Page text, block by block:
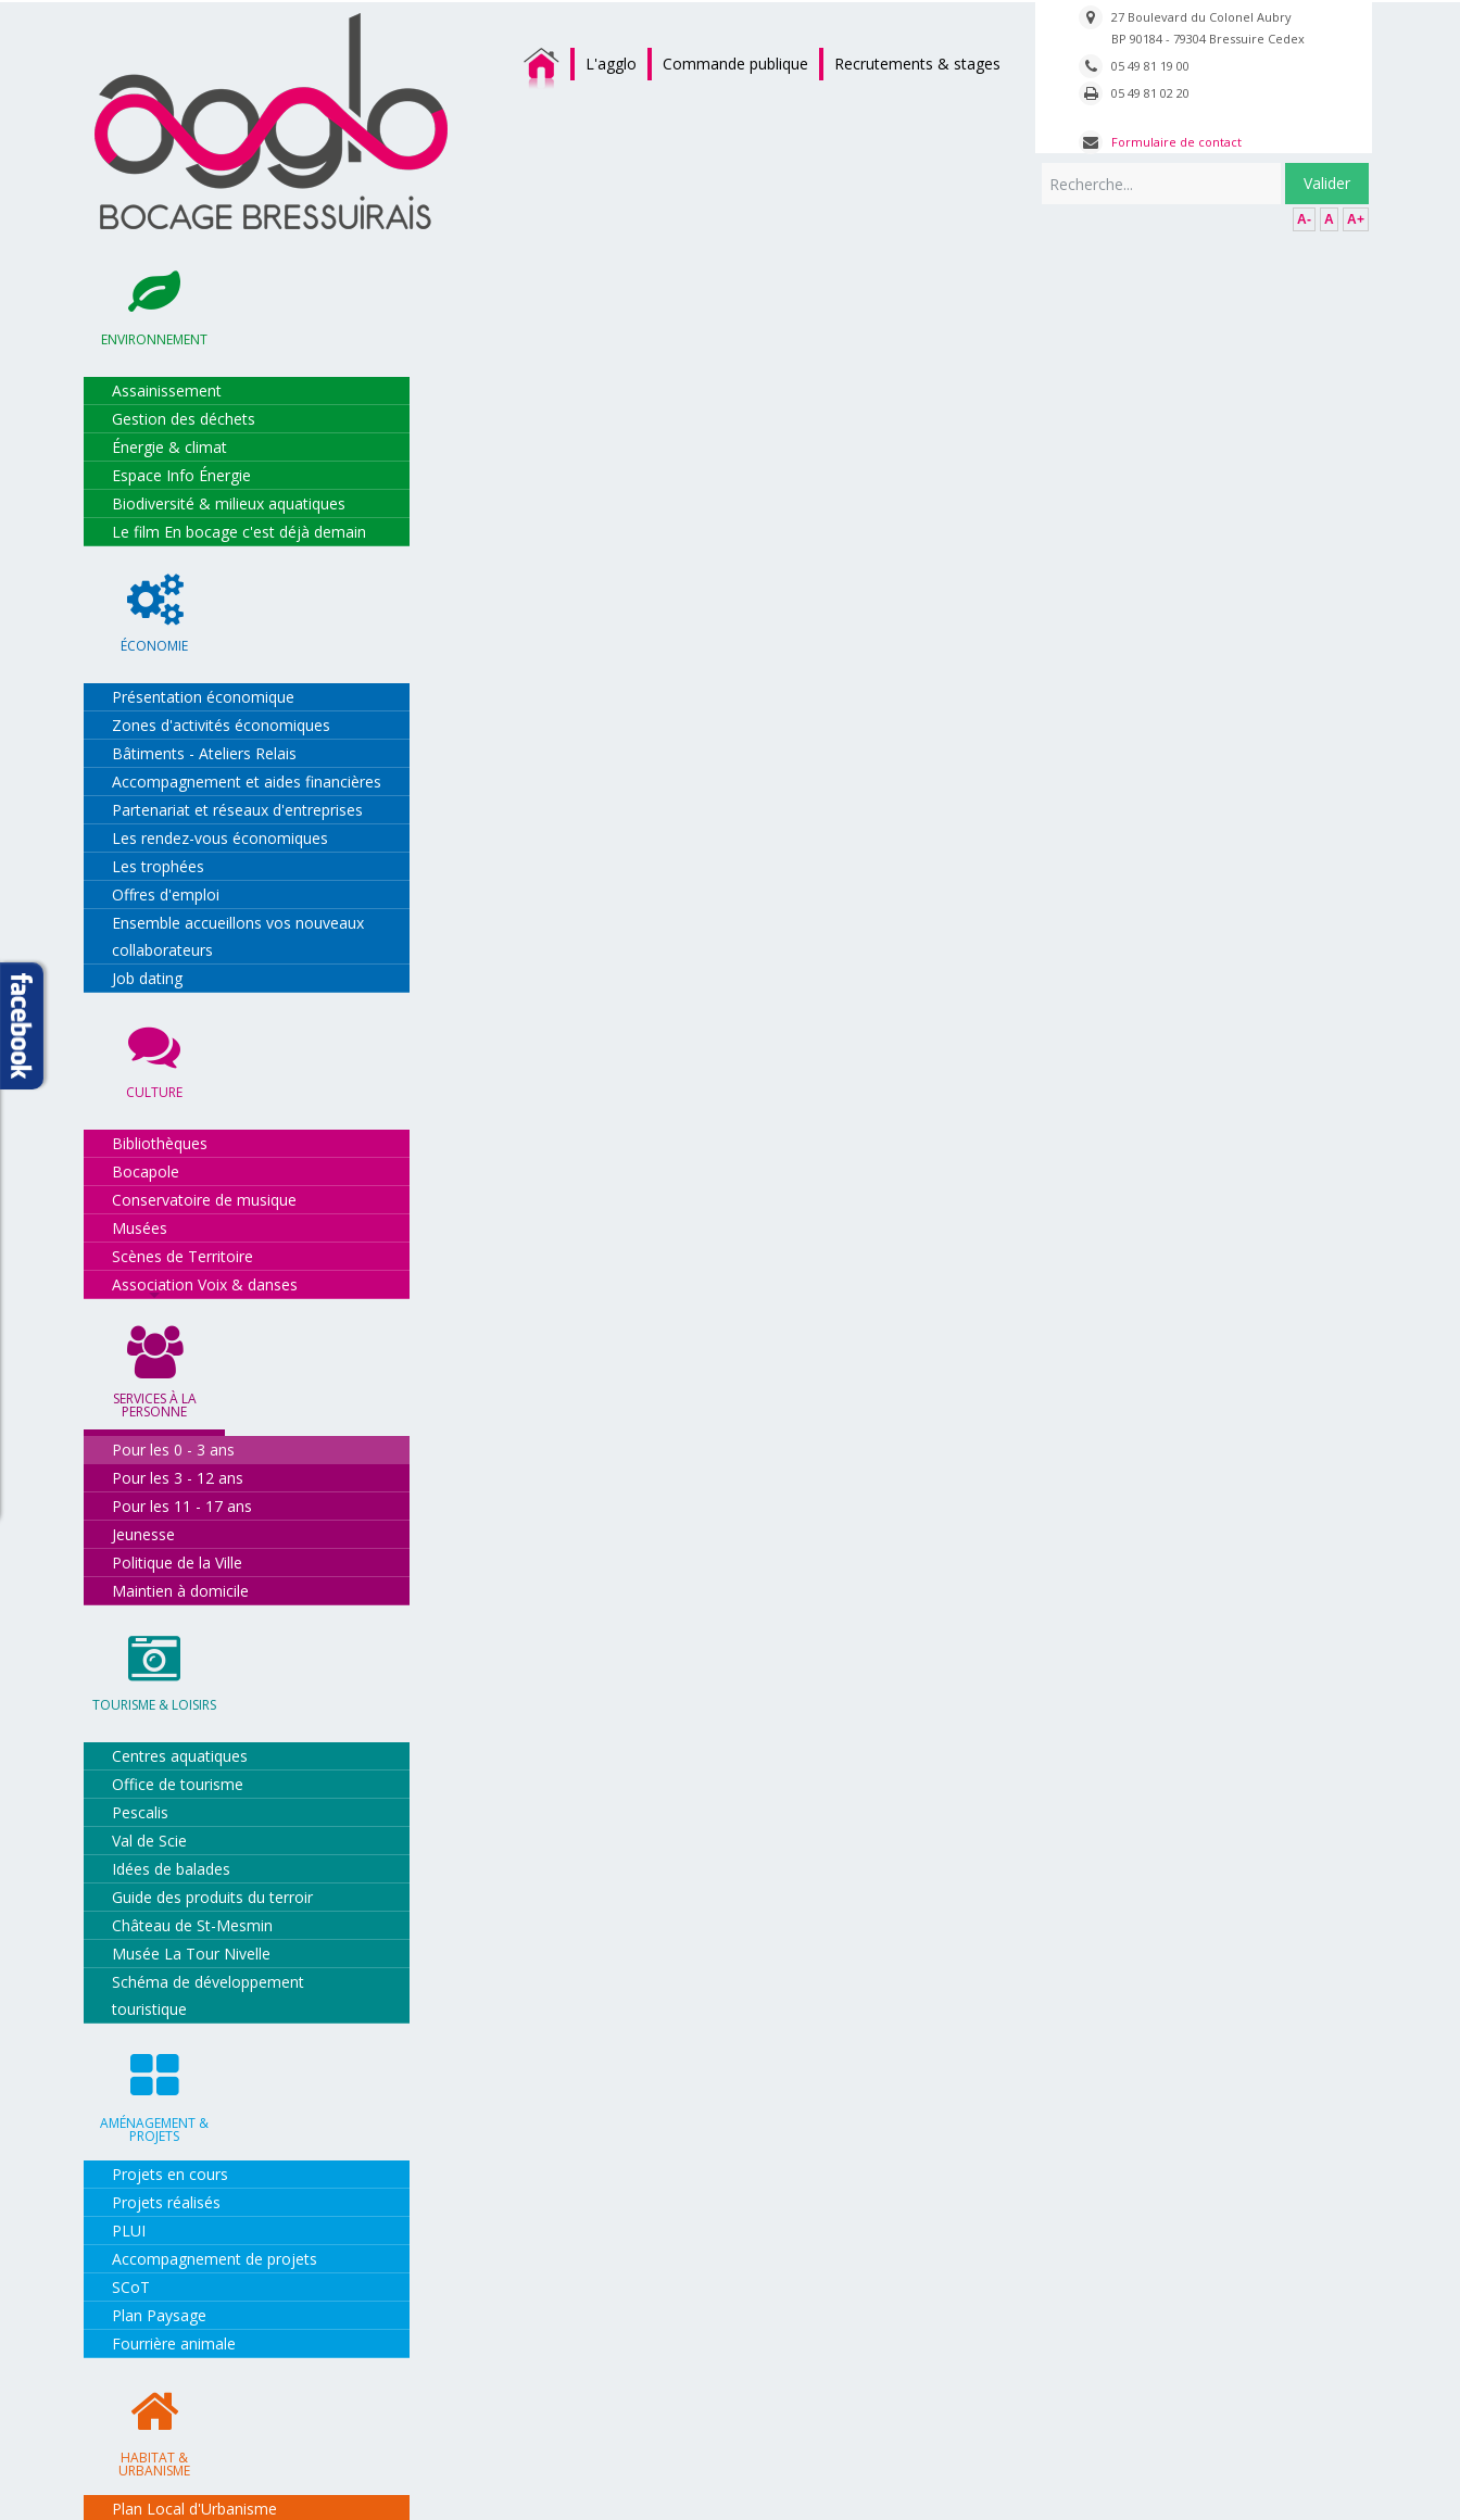
Valider
L'agglo Commande publique Recrutements & stages
A- A A+
27 Boulevard du Colonel Aubry
BP 90184 - 79304 Bressuire Cedex
05 49 81 19 00
05 49 81 02 20
Formulaire de contact
ENVIRONNEMENT
Assainissement
Gestion des déchets
Énergie & climat
Espace Info Énergie
Biodiversité & milieux aquatiques
Le film En bocage c'est déjà demain
ÉCONOMIE
Présentation économique
Zones d'activités économiques
Bâtiments - Ateliers Relais
Accompagnement et aides financières
Partenariat et réseaux d'entreprises
Les rendez-vous économiques
Les trophées
Offres d'emploi
Ensemble accueillons vos nouveaux
collaborateurs
Job dating
CULTURE
Bibliothèques
Bocapole
Conservatoire de musique
Musées
Scènes de Territoire
Association Voix & danses
SERVICES À LA
PERSONNE
Pour les 0 - 3 ans
Pour les 3 - 12 ans
Pour les 11 - 17 ans
Jeunesse
Politique de la Ville
Maintien à domicile
TOURISME & LOISIRS
Centres aquatiques
Office de tourisme
Pescalis
Val de Scie
Idées de balades
Guide des produits du terroir
Château de St-Mesmin
Musée La Tour Nivelle
Schéma de développement
touristique
AMÉNAGEMENT &
PROJETS
Projets en cours
Projets réalisés
PLUI
Accompagnement de projets
SCoT
Plan Paysage
Fourrière animale
HABITAT &
URBANISME
Plan Local d'Urbanisme